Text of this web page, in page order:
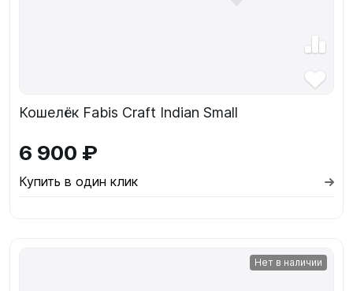
Кошелёк Fabis Craft Indian Small
6 900 ₽
Купить в один клик
Нет в наличии